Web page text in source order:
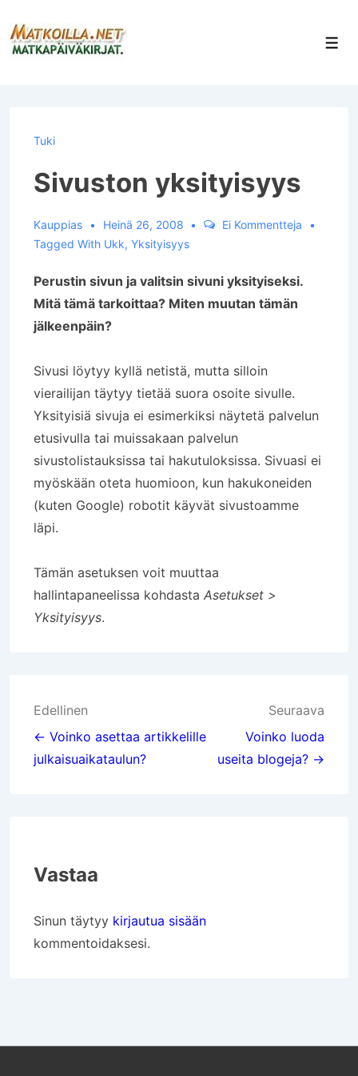
Siirry
pääsisältöön
Tuki
Sivuston yksityisyys
Kauppias Heinä 26, 2008
Ei Kommentteja
Tagged With Ukk, Yksityisyys
Perustin sivun ja valitsin sivuni yksityiseksi.
Mitä tämä tarkoittaa? Miten muutan tämän
jälkeenpäin?
Sivusi löytyy kyllä netistä, mutta silloin
vierailijan täytyy tietää suora osoite sivulle.
Yksityisiä sivuja ei esimerkiksi näytetä palvelun
etusivulla tai muissakaan palvelun
sivustolistauksissa tai hakutuloksissa. Sivuasi ei
myöskään oteta huomioon, kun hakukoneiden
(kuten Google) robotit käyvät sivustoamme
läpi.
Tämän asetuksen voit muuttaa
hallintapaneelissa kohdasta Asetukset >
Yksityisyys.
Artikkelien
selaus
Edellinen
← Voinko asettaa artikkelille
julkaisuaikataulun?
Seuraava
Voinko luoda
useita blogeja? →
Vastaa
Sinun täytyy kirjautua sisään
kommentoidaksesi.